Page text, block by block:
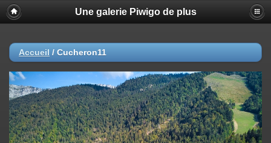
Une galerie Piwigo de plus
Accueil / Cucheron11